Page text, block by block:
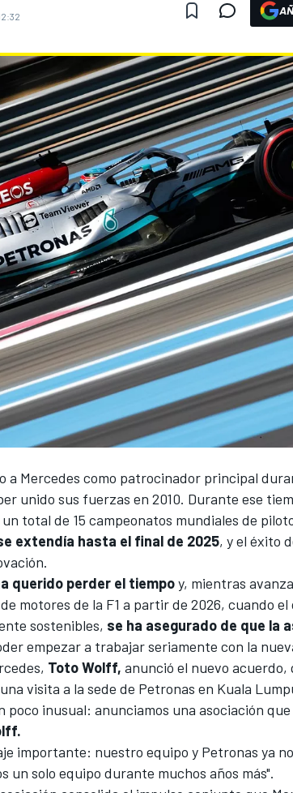
FÓRMULA E
a Mercedes como patrocinador principal
unido sus fuerzas en 2010. Durante ese
total de 15 campeonatos mundiales de
extendía hasta el final de 2025, y el éxito
querido perder el tiempoy, mientras
motores de la F1 a partir de 2026, cuando
sostenibles, se ha asegurado de que la
empezar a trabajar seriamente con la
Toto Wolff, anunció el nuevo acuerdo,
visita a la sede de Petronas en Kuala
poco inusual: anunciamos una asociación
importante: nuestro equipo y Petronas ya
un solo equipo durante muchos años más".